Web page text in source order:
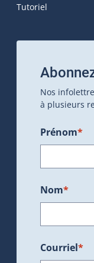
Tutoriel
Nos
à plusieurs
Prénom*
Nom*
Courriel*